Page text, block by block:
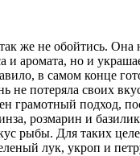
же не обойтись. Она
и аромата, но и
в самом конце
не потеряла своих
грамотный подход,
розмарин и
рыбы. Для таких
лук, укроп и